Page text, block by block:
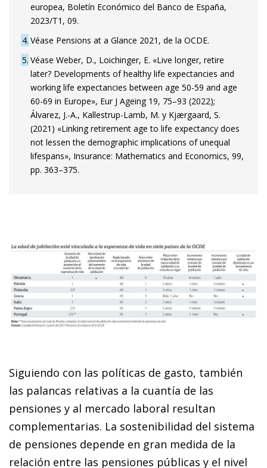
europea, Boletín Económico del Banco de España,
2023/T1, 09.
4 Véase Pensions at a Glance 2021, de la OCDE.
5 Véase Weber, D., Loichinger, E. «Live longer, retire
later? Developments of healthy life expectancies and
working life expectancies between age 50-59 and age
60-69 in Europe», Eur J Ageing 19, 75–93 (2022);
Álvarez, J.-A., Kallestrup-Lamb, M. y Kjærgaard, S.
(2021) «Linking retirement age to life expectancy does
not lessen the demographic implications of unequal
lifespans», Insurance: Mathematics and Economics, 99,
pp. 363–375.
Siguiendo con las políticas de gasto, también
las palancas relativas a la cuantía de las
pensiones y al mercado laboral resultan
complementarias. La sostenibilidad del sistema
de pensiones depende en gran medida de la
relación entre las pensiones públicas y el nivel